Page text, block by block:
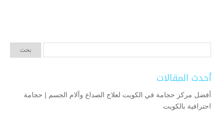
أحدث المقالات
أفضل مركز حجامة في الكويت لعلاج الصداع وآلام الجسم | حجامة
احترافية بالكويت